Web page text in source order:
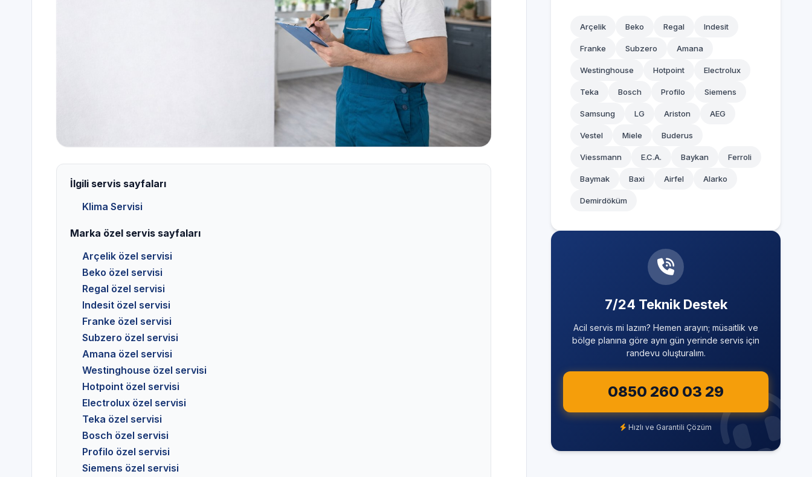
İlgili servis sayfaları
Klima Servisi
Marka özel servis sayfaları
Arçelik özel servisi
Beko özel servisi
Regal özel servisi
Indesit özel servisi
Franke özel servisi
Subzero özel servisi
Amana özel servisi
Westinghouse özel servisi
Hotpoint özel servisi
Electrolux özel servisi
Teka özel servisi
Bosch özel servisi
Profilo özel servisi
Siemens özel servisi
Arçelik Beko Regal Indesit
Franke Subzero Amana
Westinghouse Hotpoint Electrolux
Teka Bosch Profilo Siemens
Samsung LG Ariston AEG
Vestel Miele Buderus
Viessmann E.C.A. Baykan Ferroli
Baymak Baxi Airfel Alarko
Demirdöküm
7/24 Teknik Destek
Acil servis mi lazım? Hemen arayın; müsaitlik ve
bölge planına göre aynı gün yerinde servis için
randevu oluşturalım.
0850 260 03 29
Hızlı ve Garantili Çözüm